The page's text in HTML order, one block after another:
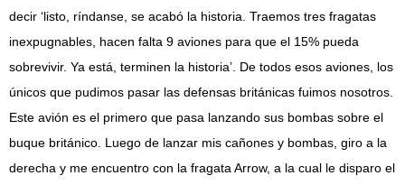
decir ‘listo, ríndanse, se acabó la historia. Traemos tres fragatas
inexpugnables, hacen falta 9 aviones para que el 15% pueda
sobrevivir. Ya está, terminen la historia’. De todos esos aviones, los
únicos que pudimos pasar las defensas británicas fuimos nosotros.
Este avión es el primero que pasa lanzando sus bombas sobre el
buque británico. Luego de lanzar mis cañones y bombas, giro a la
derecha y me encuentro con la fragata Arrow, a la cual le disparo el